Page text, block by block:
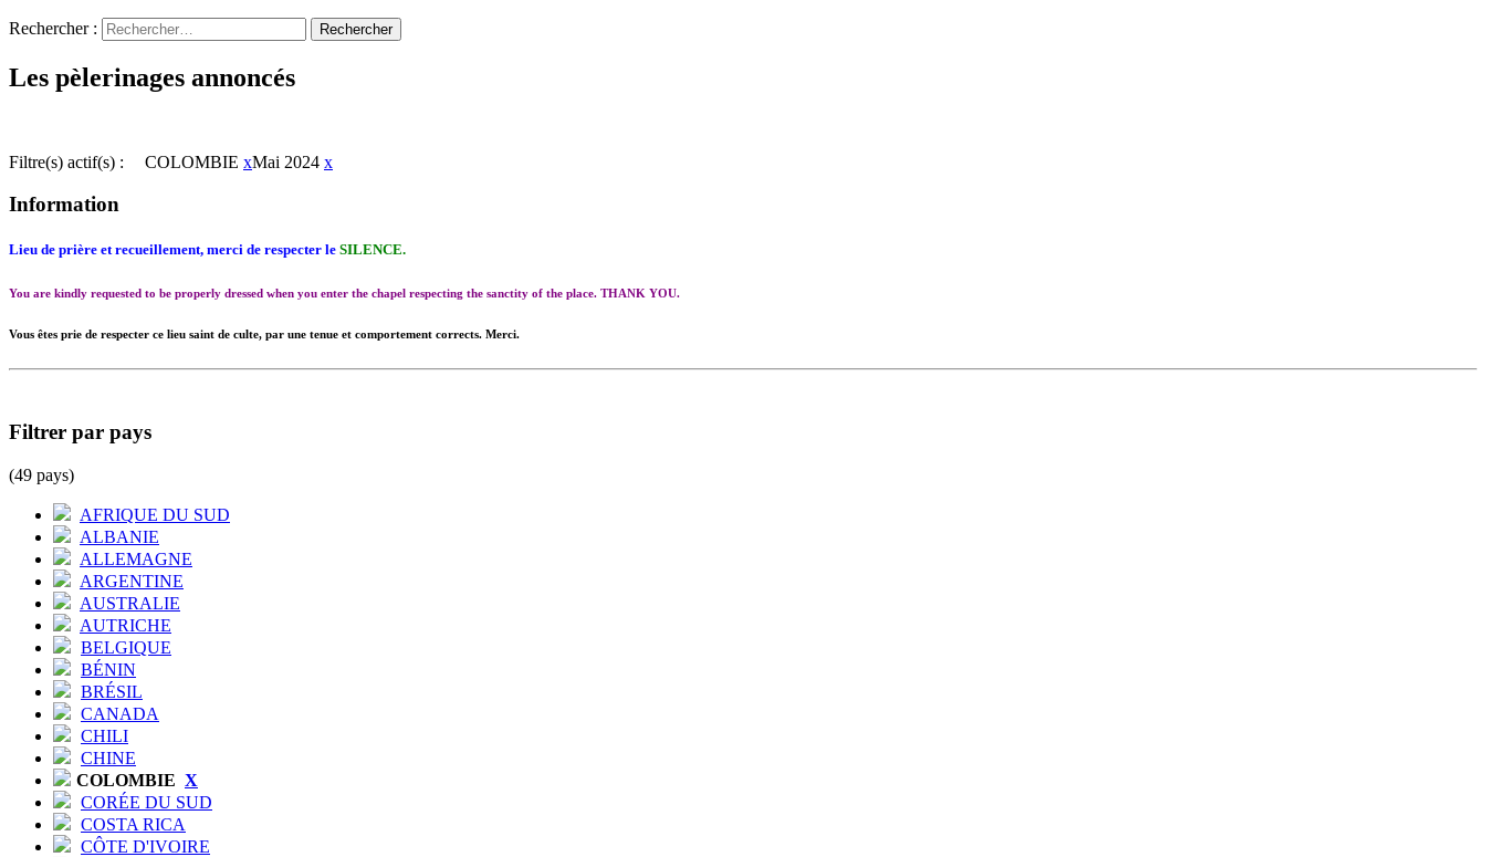
Rechercher :
Les pèlerinages annoncés
Filtre(s) actif(s) : COLOMBIE xMai 2024 x
Information
Lieu de prière et recueillement, merci de respecter le SILENCE.
You are kindly requested to be properly dressed when you enter the chapel respecting the sanctity of the place. THANK YOU.
Vous êtes prie de respecter ce lieu saint de culte, par une tenue et comportement corrects. Merci.
Filtrer par pays
(49 pays)
AFRIQUE DU SUD
ALBANIE
ALLEMAGNE
ARGENTINE
AUSTRALIE
AUTRICHE
BELGIQUE
BÉNIN
BRÉSIL
CANADA
CHILI
CHINE
COLOMBIE X
CORÉE DU SUD
COSTA RICA
CÔTE D'IVOIRE